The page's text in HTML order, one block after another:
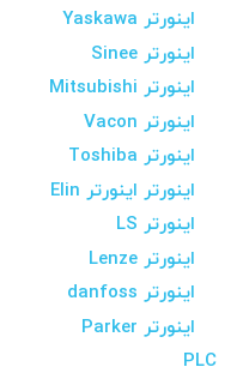
اینورتر Yaskawa
اینورتر Sinee
اینورتر Mitsubishi
اینورتر Vacon
اینورتر Toshiba
اینورتر اینورتر Elin
اینورتر LS
اینورتر Lenze
اینورتر danfoss
اینورتر Parker
PLC